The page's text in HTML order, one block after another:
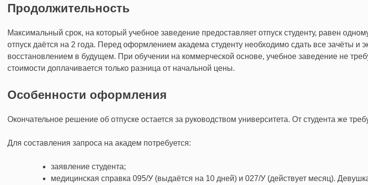
Продолжительность
Максимальный срок, на который учебное заведение предоставляет отпуск студенту, равен
отпуск даётся на 2 года. Перед оформлением академа студенту необходимо сдать все зачёты
восстановлением в будущем. При обучении на коммерческой основе, учебное заведение не
стоимости доплачивается только разница от начальной цены.
Особенности оформления
Окончательное решение об отпуске остается за руководством университета. От студента же
Для составления запроса на академ потребуется:
заявление студента;
медицинская справка 095/У (выдаётся на 10 дней) и 027/У (действует месяц).